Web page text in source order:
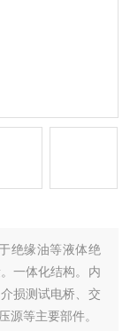
绝缘油等液体绝
一体化结构。内
损测试电桥、交
源等主要部件。